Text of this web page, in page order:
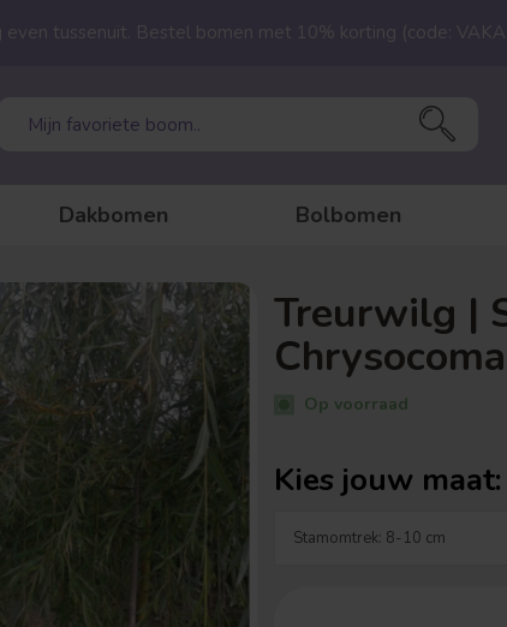
Dakbomen Bolbomen
tussenuit. Bestel bomen met 10% korting (code:
Treurwilg |
Chrysocoma
Op voorraad
Kies jouw maat: